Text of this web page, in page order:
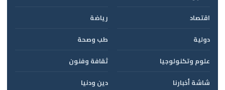
اقتصاد
رياضة
دولية
طب وصحة
علوم وتكنولوجيا
ثقافة وفنون
شاشة أخبارنا
دين ودنيا